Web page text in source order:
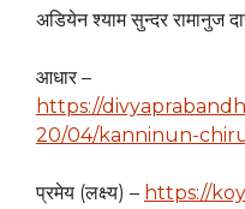
अडियेन श्याम सुन्दर रामानुज
आधार –
https://
20/04/kanninun-
प्रमेय (लक्ष्य) – https://